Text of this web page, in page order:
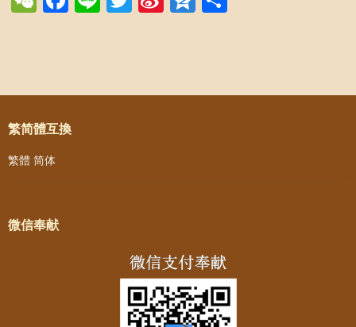
Post navigation
繁简體互換
繁體 简体
微信奉献